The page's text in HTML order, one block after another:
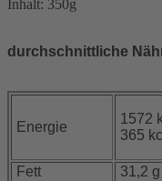
Inhalt: 350g
durchschnittliche
Energie
1572
365
Fett 31,2 g